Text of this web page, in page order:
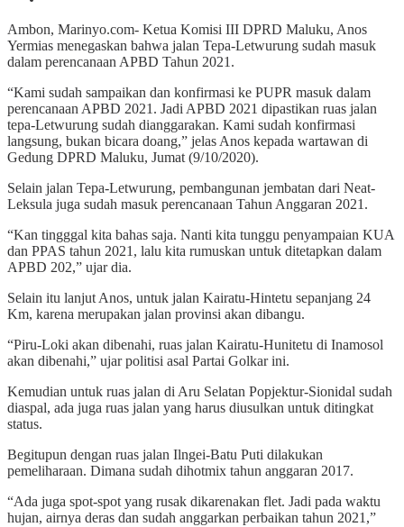
Ambon, Marinyo.com- Ketua Komisi III DPRD Maluku, Anos
Yermias menegaskan bahwa jalan Tepa-Letwurung sudah masuk
dalam perencanaan APBD Tahun 2021.
“Kami sudah sampaikan dan konfirmasi ke PUPR masuk dalam
perencanaan APBD 2021. Jadi APBD 2021 dipastikan ruas jalan
tepa-Letwurung sudah dianggarakan. Kami sudah konfirmasi
langsung, bukan bicara doang,” jelas Anos kepada wartawan di
Gedung DPRD Maluku, Jumat (9/10/2020).
Selain jalan Tepa-Letwurung, pembangunan jembatan dari Neat-
Leksula juga sudah masuk perencanaan Tahun Anggaran 2021.
“Kan tingggal kita bahas saja. Nanti kita tunggu penyampaian KUA
dan PPAS tahun 2021, lalu kita rumuskan untuk ditetapkan dalam
APBD 202,” ujar dia.
Selain itu lanjut Anos, untuk jalan Kairatu-Hintetu sepanjang 24
Km, karena merupakan jalan provinsi akan dibangu.
“Piru-Loki akan dibenahi, ruas jalan Kairatu-Hunitetu di Inamosol
akan dibenahi,” ujar politisi asal Partai Golkar ini.
Kemudian untuk ruas jalan di Aru Selatan Popjektur-Sionidal sudah
diaspal, ada juga ruas jalan yang harus diusulkan untuk ditingkat
status.
Begitupun dengan ruas jalan Ilngei-Batu Puti dilakukan
pemeliharaan. Dimana sudah dihotmix tahun anggaran 2017.
“Ada juga spot-spot yang rusak dikarenakan flet. Jadi pada waktu
hujan, airnya deras dan sudah anggarkan perbaikan tahun 2021,”